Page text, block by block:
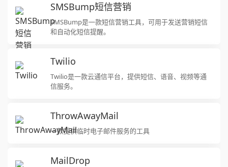
SMSBump短信营销
SMSBump是一款短信营销工具，可用于发送营销短信
和自动化短信提醒。
Twilio
Twilio是一款云通信平台，提供短信、语音、视频等通
信服务。
ThrowAwayMail
一款提供临时电子邮件服务的工具
MailDrop